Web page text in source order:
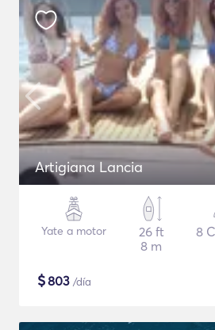
Artigiana Lancia
Yate a motor
26 ft
8 m
8
$803 /día